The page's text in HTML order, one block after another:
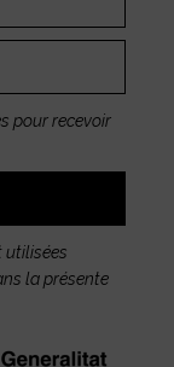
utilisées
la présente
pour recevoir